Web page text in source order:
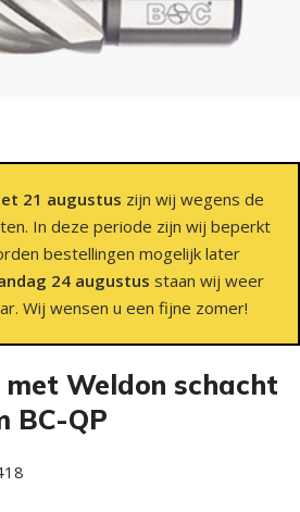
21 augustus zijn wij wegens de
In deze periode zijn wij beperkt
bestellingen mogelijk later
24 augustus staan wij weer
Wij wensen u een fijne zomer!
met Weldon schacht
BC-QP